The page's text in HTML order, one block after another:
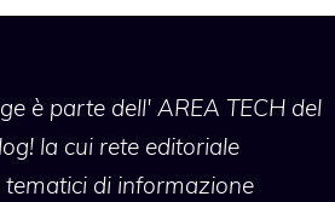
è parte dell' AREA TECH del
la cui rete editoriale
di informazione